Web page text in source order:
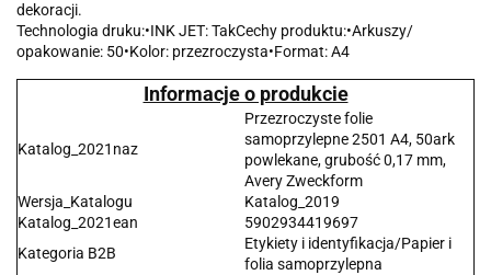
dekoracji.
Technologia druku:•INK JET: TakCechy produktu:•Arkuszy/
opakowanie: 50•Kolor: przezroczysta•Format: A4
Informacje o produkcie
Katalog_2021naz
Przezroczyste folie
samoprzylepne 2501 A4, 50ark
powlekane, grubość 0,17 mm,
Avery Zweckform
Wersja_Katalogu
Katalog_2019
Katalog_2021ean
5902934419697
Kategoria B2B
Etykiety i identyfikacja/Papier i
folia samoprzylepna